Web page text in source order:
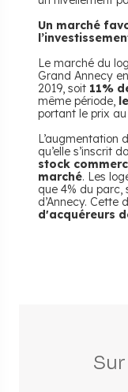
Un marché
Le marché du
Grand Annecy
2019, soit 11%
même période,
portant le prix
L’augmentation
qu’elle s’inscrit
stock
marché. Les
que 4% du parc,
d’Annecy. Cette
d'acquéreurs